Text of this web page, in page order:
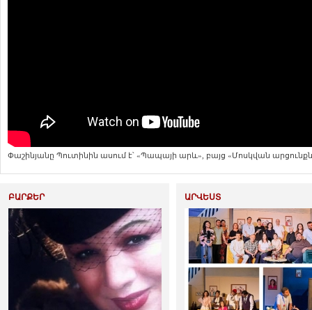
Փաշինյանը Պուտինին ասում է՝ «Պապայի արև», բայց «Մոսկվան
ԲԱՐՔԵՐ ԱՐՎԵՍՏ